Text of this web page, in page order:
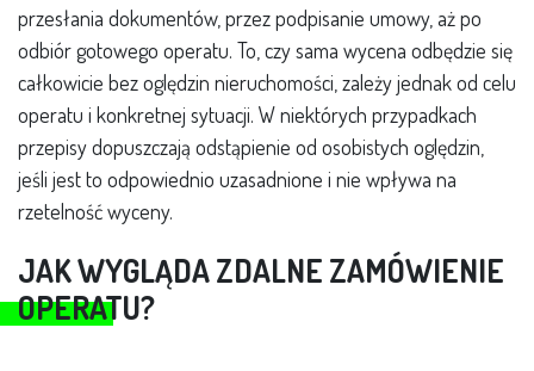
przesłania dokumentów, przez podpisanie umowy, aż po
odbiór gotowego operatu. To, czy sama wycena odbędzie się
całkowicie bez oględzin nieruchomości, zależy jednak od celu
operatu i konkretnej sytuacji. W niektórych przypadkach
przepisy dopuszczają odstąpienie od osobistych oględzin,
jeśli jest to odpowiednio uzasadnione i nie wpływa na
rzetelność wyceny.
JAK WYGLĄDA ZDALNE ZAMÓWIENIE
OPERATU?